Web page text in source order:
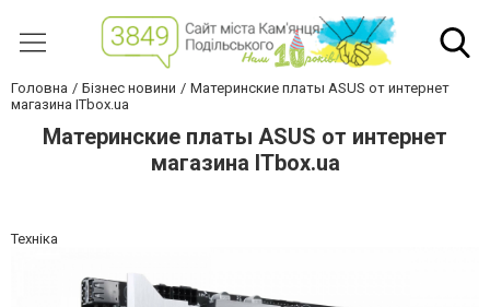
Головна Бізнес новини
Материнские платы ASUS от интернет
магазина ITbox.ua
Материнские платы ASUS от интернет
магазина ITbox.ua
Техніка